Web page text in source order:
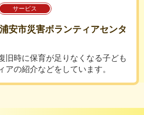
サービス
浦安市災害ボランティアセンタ
旧時に保育が足りなくなる子ども
アの紹介などをしています。